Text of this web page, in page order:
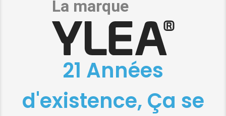
21 Années
d'existence, Ça se